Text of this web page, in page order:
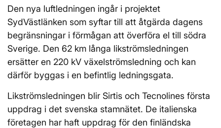
Den nya luftledningen ingår i projektet
SydVästlänken som syftar till att åtgärda dagens
begränsningar i förmågan att överföra el till södra
Sverige. Den 62 km långa likströmsledningen
ersätter en 220 kV växelströmsledning och kan
därför byggas i en befintlig ledningsgata.
Likströmsledningen blir Sirtis och Tecnolines första
uppdrag i det svenska stamnätet. De italienska
företagen har haft uppdrag för den finländska